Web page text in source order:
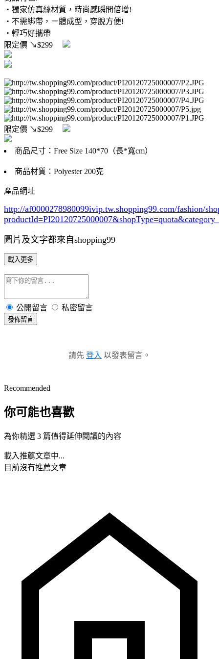
‧獨家仿真絲材質，時尚感瞬間倍增!
‧不需綁帶，ㄧ體成型，穿脫方便!
‧輕巧好攜帶
限定價 ↘$299
限定價 ↘$299
商品尺寸：Free Size 140*70（長*寬cm）
商品材質：Polyester 200克
產品網址
http://af0000278980099ivip.tw.shopping99.com/fashion/
圖片及文字都來自shopping99
載入更多
公開留言 私密留言
發佈留言
請先 登入 以發表留言。
Recommended
你可能也喜歡
為你精選 3 篇值得延伸閱讀的內容
載入推薦文章中...
目前沒有推薦文章